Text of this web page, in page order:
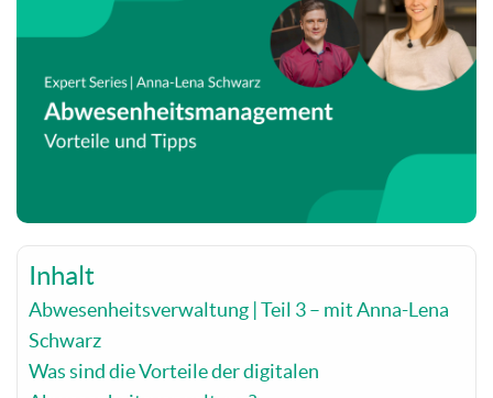
Inhalt
Abwesenheitsverwaltung | Teil 3 – mit Anna-Lena
Schwarz
Was sind die Vorteile der digitalen